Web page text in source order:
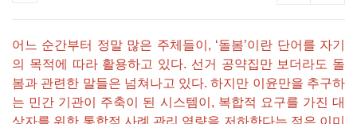
어느 순간부터 정말 많은 주체들이, ‘돌봄’이란 단어를 자기
의 목적에 따라 활용하고 있다. 선거 공약집만 보더라도 돌
봄과 관련한 말들은 넘쳐나고 있다. 하지만 이윤만을 추구하
는 민간 기관이 주축이 된 시스템이, 복합적 요구를 가진 대
상자를 위한 통합적 사례 관리 역량을 저하한다는 점은 이미